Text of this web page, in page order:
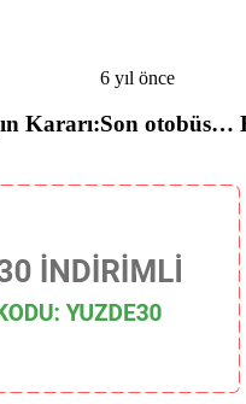
Kararı:
6 yıl önce
Son otobüs…